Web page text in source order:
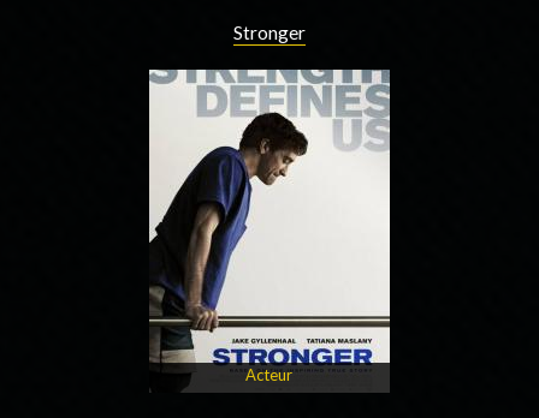
Stronger
Acteur